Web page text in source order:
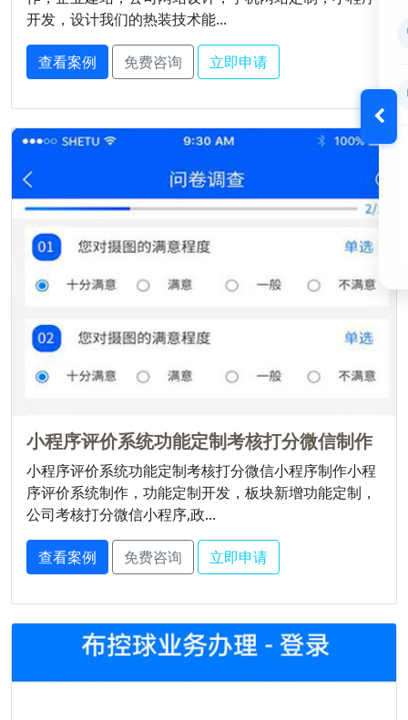
开发，设计我们的热装技术能...
查看案例 免费咨询 立即申请
小程序评价系统功能定制考核打分微信制作
小程序评价系统功能定制考核打分微信小程序制作小程
序评价系统制作，功能定制开发，板块新增功能定制，
公司考核打分微信小程序,政...
查看案例 免费咨询 立即申请